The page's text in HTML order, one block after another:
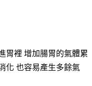
胃裡 增加腸胃的氣體累
化 也容易產生多餘氣